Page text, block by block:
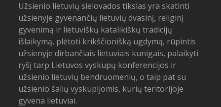
Užsienio lietuvių sielovados tikslas yra skatinti
užsienyje gyvenančių lietuvių dvasinį, religinį
gyvenimą ir lietuviškų katalikiškų tradicijų
išlaikymą, plėtoti krikščionišką ugdymą, rūpintis
užsienyje dirbančiais lietuviais kunigais, palaikyti
ryšį tarp Lietuvos vyskupų konferencijos ir
užsienio lietuvių bendruomenių, o taip pat su
užsienio šalių vyskupijomis, kurių teritorijoje
gyvena lietuviai.